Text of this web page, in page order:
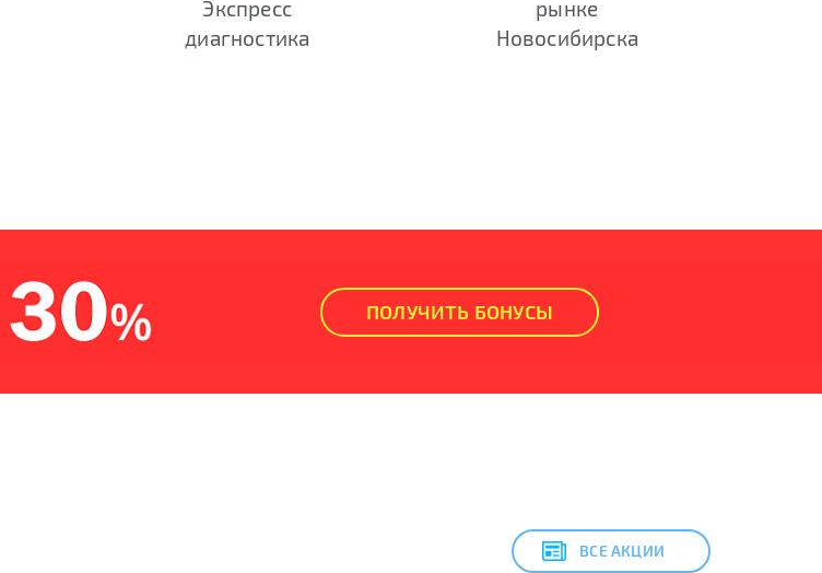
Экспресс
диагностика
рынке
Новосибирска
ПОЛУЧИТЬ БОНУСЫ
ВСЕ АКЦИИ